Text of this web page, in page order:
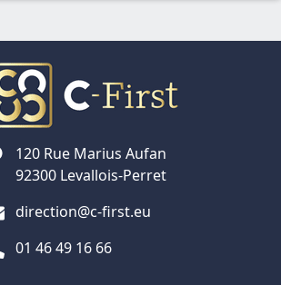
120 Rue Marius Aufan
92300 Levallois-Perret
direction@c-first.eu
01 46 49 16 66